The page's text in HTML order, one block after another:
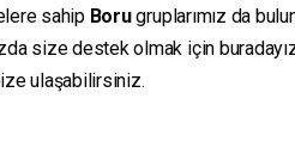
sahip Borugruplarımız da
size destek olmak için
ulaşabilirsiniz.